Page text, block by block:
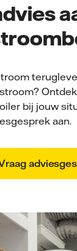
bij jouw
aan.